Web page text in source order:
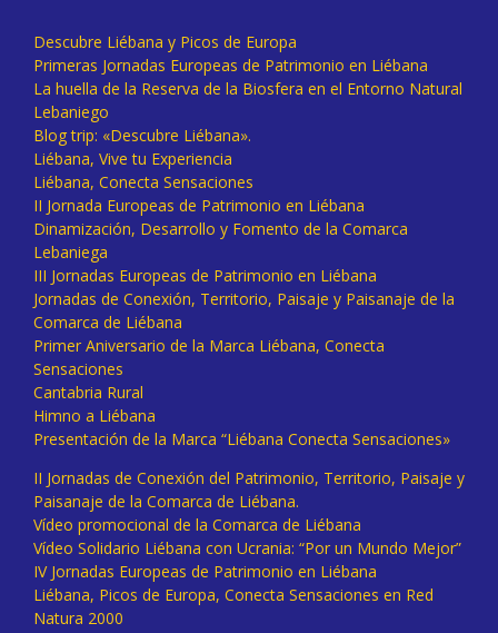
Descubre Liébana y Picos de Europa
Primeras Jornadas Europeas de Patrimonio en Liébana
La huella de la Reserva de la Biosfera en el Entorno Natural
Lebaniego
Blog trip: «Descubre Liébana».
Liébana, Vive tu Experiencia
Liébana, Conecta Sensaciones
II Jornada Europeas de Patrimonio en Liébana
Dinamización, Desarrollo y Fomento de la Comarca
Lebaniega
III Jornadas Europeas de Patrimonio en Liébana
Jornadas de Conexión, Territorio, Paisaje y Paisanaje de la
Comarca de Liébana
Primer Aniversario de la Marca Liébana, Conecta
Sensaciones
Cantabria Rural
Himno a Liébana
Presentación de la Marca “Liébana Conecta Sensaciones»
II Jornadas de Conexión del Patrimonio, Territorio, Paisaje y
Paisanaje de la Comarca de Liébana.
Vídeo promocional de la Comarca de Liébana
Vídeo Solidario Liébana con Ucrania: “Por un Mundo Mejor”
IV Jornadas Europeas de Patrimonio en Liébana
Liébana, Picos de Europa, Conecta Sensaciones en Red
Natura 2000